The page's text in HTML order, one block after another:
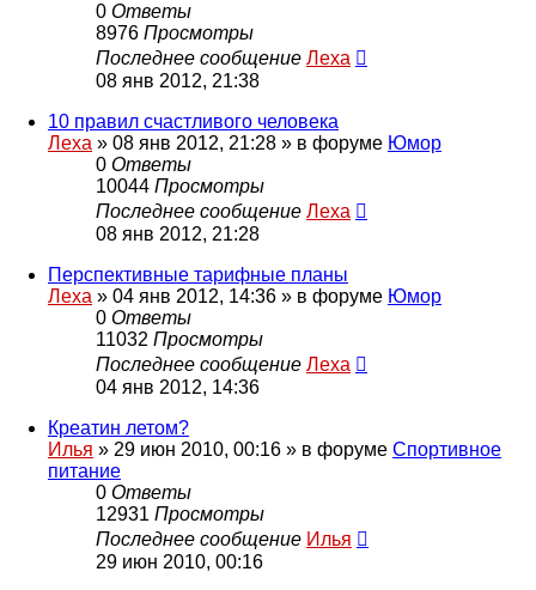
0 Ответы
8976 Просмотры
Последнее сообщение Леха
08 янв 2012, 21:38
10 правил счастливого человека
Леха » 08 янв 2012, 21:28 » в форуме Юмор
0 Ответы
10044 Просмотры
Последнее сообщение Леха
08 янв 2012, 21:28
Перспективные тарифные планы
Леха » 04 янв 2012, 14:36 » в форуме Юмор
0 Ответы
11032 Просмотры
Последнее сообщение Леха
04 янв 2012, 14:36
Креатин летом?
Илья » 29 июн 2010, 00:16 » в форуме Спортивное
питание
0 Ответы
12931 Просмотры
Последнее сообщение Илья
29 июн 2010, 00:16